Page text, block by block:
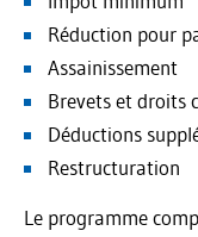
Réduction pour
Assainissement
Brevets et droits
Déductions
Restructuration
Le programme